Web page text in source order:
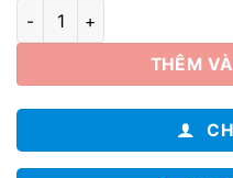
Hoa cúc mẫu đơn 003 số
THÊM